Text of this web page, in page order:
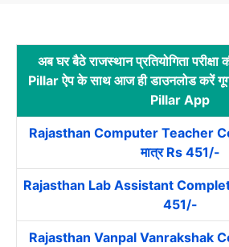
अब घर बैठे राजस्थान प्रतियोगिता
Pillar ऐप के साथ आज ही डाउनलोड करें
Pillar App
Rajasthan Computer Teacher
मात्र Rs 451/-
Rajasthan Lab Assistant
451/-
Rajasthan Vanpal Vanrakshak